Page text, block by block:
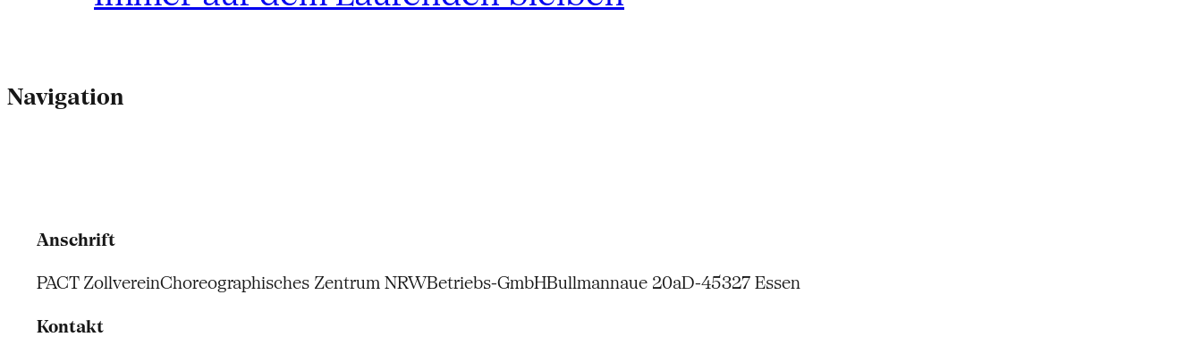
Navigation
Anschrift
PACT ZollvereinChoreographisches Zentrum NRWBetriebs-GmbHBullmannaue 20aD-45327 Essen
Kontakt